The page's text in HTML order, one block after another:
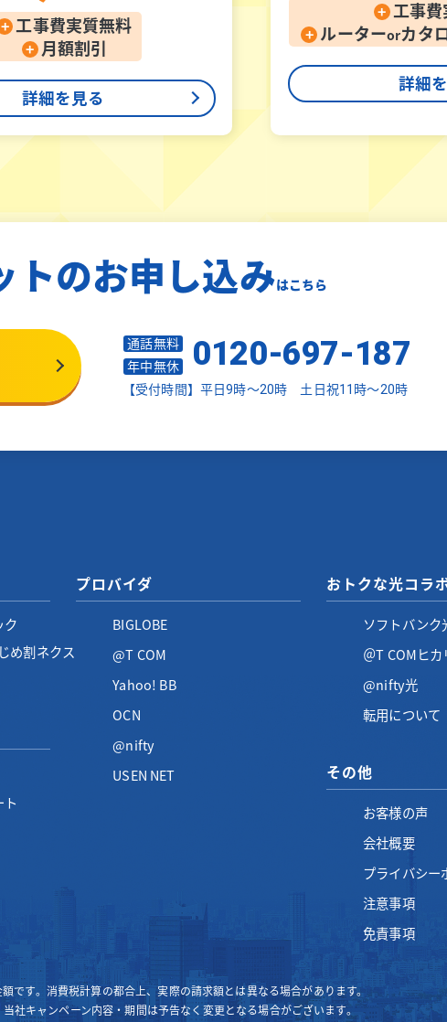
+ 工事費実質無料
+ 月額割引
詳細を見る
+ 工事
+ ルーターorカタ
詳細
トのお申し込みはこちら
通話無料
年中無休
0120-697-187
【受付時間】平日9時～20時 土日祝11時～20時
ク
め割ネクス
プロバイダ
BIGLOBE
@T COM
Yahoo! BB
OCN
@nifty
USEN NET
おトクな光コラ
ソフトバンク
＠T COMヒカ
@nifty光
転用について
その他
お客様の声
会社概要
プライバシー
注意事項
免責事項
です。消費税計算の都合上、実際の請求額とは異なる場合があります。
社キャンペーン内容・期間は予告なく変更となる場合がございます。